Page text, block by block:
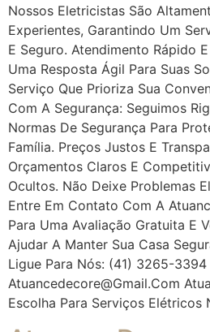
Nossos Eletricistas São
Experientes, Garantindo Um
E Seguro. Atendimento Rápido
Uma Resposta Ágil Para Suas
Serviço Que Prioriza Sua
Com A Segurança: Seguimos
Normas De Segurança Para
Família. Preços Justos E
Orçamentos Claros E
Ocultos. Não Deixe Problemas
Entre Em Contato Com A
Para Uma Avaliação Gratuita E
Ajudar A Manter Sua Casa
Ligue Para Nós: (41) 3265-
Atuancedecore@gmail.com
Escolha Para Serviços Elétricos